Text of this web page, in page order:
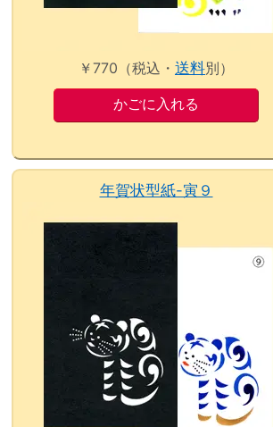
￥770（税込・ 送料別）
年賀状型紙-寅９